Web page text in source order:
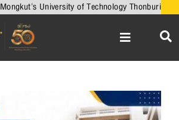
University of Technology Thonburi
Toggle
Navigation